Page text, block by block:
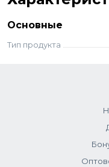
Основные
Тип продукта